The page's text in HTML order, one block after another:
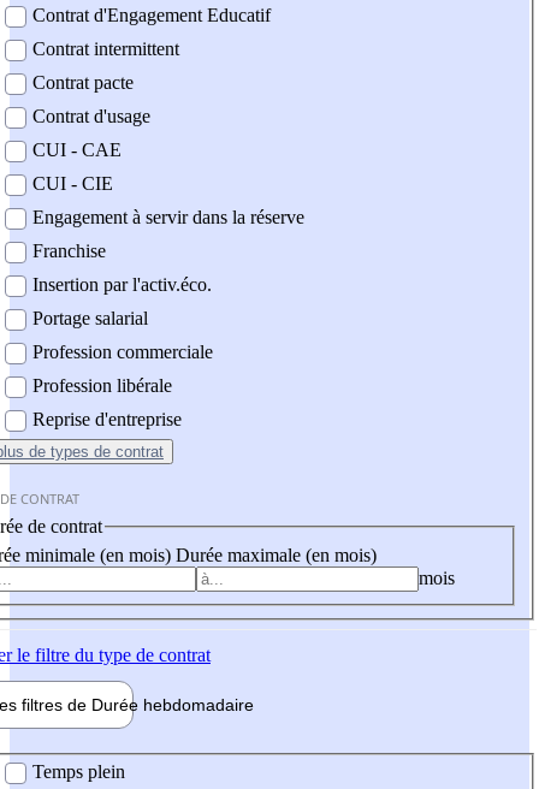
Contrat d'Engagement Educatif
Contrat intermittent
Contrat pacte
Contrat d'usage
CUI - CAE
CUI - CIE
Engagement à servir dans la réserve
Franchise
Insertion par l'activ.éco.
Portage salarial
Profession commerciale
Profession libérale
Reprise d'entreprise
de types de contrat
CONTRAT
de contrat
minimale (en mois) Durée maximale (en mois)
mois
le filtre du type de contrat
filtres de Durée hebdomadaire
Temps plein